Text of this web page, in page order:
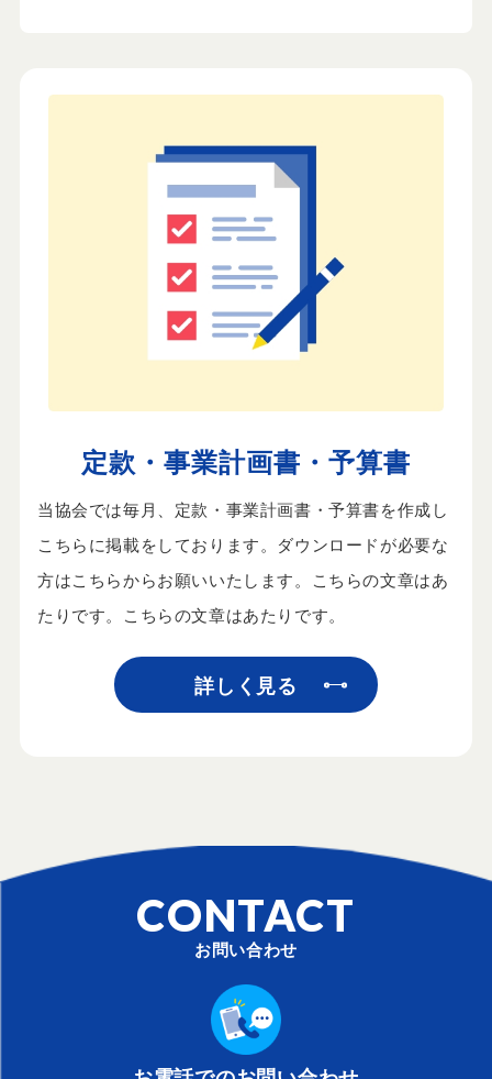
定款・事業計画書・予算書
当協会では毎月、定款・事業計画書・予算書を作成し
こちらに掲載をしております。ダウンロードが必要な
方はこちらからお願いいたします。こちらの文章はあ
たりです。こちらの文章はあたりです。
詳しく見る
CONTACT
お問い合わせ